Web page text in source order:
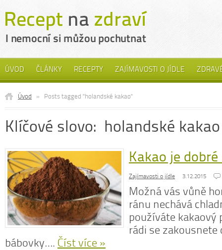
ÚVOD ČLÁNKY RECEPTY ZAJÍMAVOSTI O JÍDLE
Úvod » Posts tagged "holandské kakao"
Klíčové slovo: holandské kakao
Kakao je
Zajímavosti o jídle 3.12.2015
Možná vás vůně
ránu nechává
používáte kakaový
rádi se zakousnete
bábovky…. Číst více »